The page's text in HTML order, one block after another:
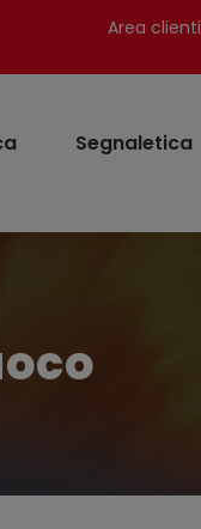
Area clienti
Segnaletica